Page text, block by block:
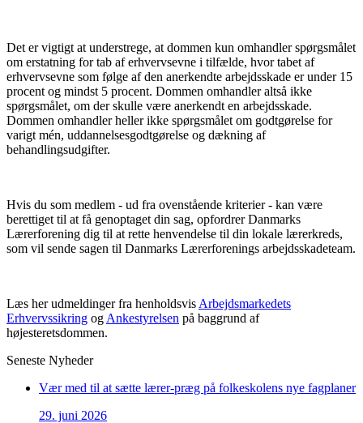
Det er vigtigt at understrege, at dommen kun omhandler spørgsmålet
om erstatning for tab af erhvervsevne i tilfælde, hvor tabet af
erhvervsevne som følge af den anerkendte arbejdsskade er under 15
procent og mindst 5 procent. Dommen omhandler altså ikke
spørgsmålet, om der skulle være anerkendt en arbejdsskade.
Dommen omhandler heller ikke spørgsmålet om godtgørelse for
varigt mén, uddannelsesgodtgørelse og dækning af
behandlingsudgifter.
Hvis du som medlem - ud fra ovenstående kriterier - kan være
berettiget til at få genoptaget din sag, opfordrer Danmarks
Lærerforening dig til at rette henvendelse til din lokale lærerkreds,
som vil sende sagen til Danmarks Lærerforenings arbejdsskadeteam.
Læs her udmeldinger fra henholdsvis Arbejdsmarkedets
Erhvervssikring og Ankestyrelsen på baggrund af
højesteretsdommen.
Seneste Nyheder
Vær med til at sætte lærer-præg på folkeskolens nye fagplaner
29. juni 2026